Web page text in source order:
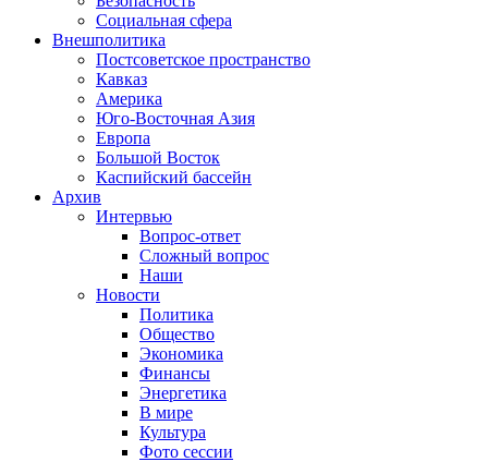
Социальная сфера
Внешполитика
Постсоветское пространство
Кавказ
Америка
Юго-Восточная Азия
Европа
Большой Восток
Каспийский бассейн
Архив
Интервью
Вопрос-ответ
Сложный вопрос
Наши
Новости
Политика
Общество
Экономика
Финансы
Энергетика
В мире
Культура
Фото сессии